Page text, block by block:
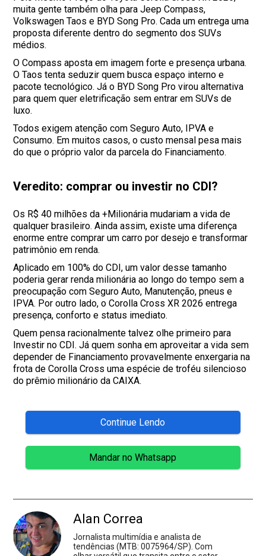
muita gente também olha para Jeep Compass,
Volkswagen Taos e BYD Song Pro. Cada um entrega uma
proposta diferente dentro do segmento dos SUVs
médios.
O Compass aposta em imagem forte e presença urbana.
O Taos tenta seduzir quem busca espaço interno e
pacote tecnológico. Já o BYD Song Pro virou alternativa
para quem quer eletrificação sem entrar em SUVs de
luxo.
Todos exigem atenção com Seguro Auto, IPVA e
Consumo. Em muitos casos, o custo mensal pesa mais
do que o próprio valor da parcela do Financiamento.
Veredito: comprar ou investir no CDI?
Os R$ 40 milhões da +Milionária mudariam a vida de
qualquer brasileiro. Ainda assim, existe uma diferença
enorme entre comprar um carro por desejo e transformar
patrimônio em renda.
Aplicado em 100% do CDI, um valor desse tamanho
poderia gerar renda milionária ao longo do tempo sem a
preocupação com Seguro Auto, Manutenção, pneus e
IPVA. Por outro lado, o Corolla Cross XR 2026 entrega
presença, conforto e status imediato.
Quem pensa racionalmente talvez olhe primeiro para
Investir no CDI. Já quem sonha em aproveitar a vida sem
depender de Financiamento provavelmente enxergaria na
frota de Corolla Cross uma espécie de troféu silencioso
do prêmio milionário da CAIXA.
Continue Lendo
Mandar no Whatsapp
Alan Correa
Jornalista multimídia e analista de
tendências (MTB: 0075964/SP). Com